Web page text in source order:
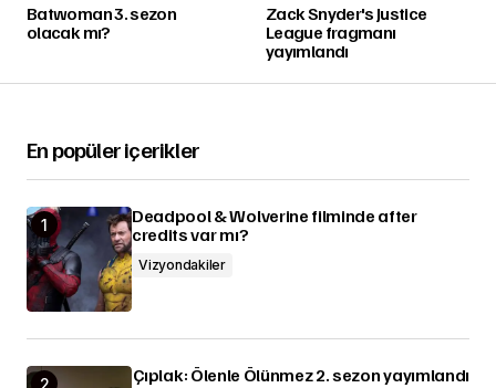
Batwoman 3. sezon
olacak mı?
Zack Snyder's Justice
League fragmanı
yayımlandı
En popüler içerikler
Deadpool & Wolverine filminde after
credits var mı?
Vizyondakiler
Çıplak: Ölenle Ölünmez 2. sezon yayımlandı